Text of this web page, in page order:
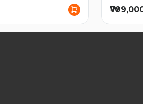
MT8781,
업